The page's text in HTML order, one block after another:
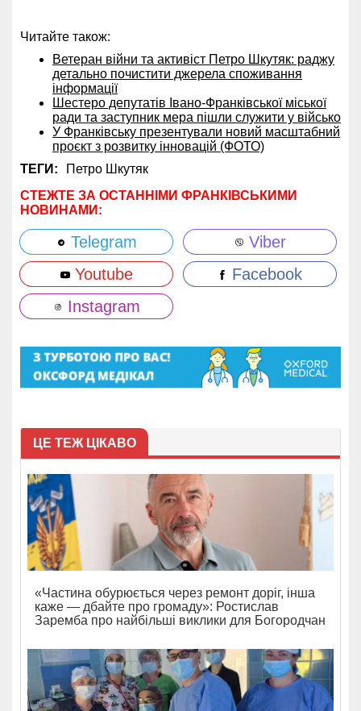
Читайте також:
Ветеран війни та активіст Петро Шкутяк: раджу
детально почистити джерела споживання
інформації
Шестеро депутатів Івано-Франківської міської
ради та заступник мера пішли служити у військо
У Франківську презентували новий масштабний
проєкт з розвитку інновацій (ФОТО)
ТЕГИ:
Петро Шкутяк
СТЕЖТЕ ЗА ОСТАННІМИ ФРАНКІВСЬКИМИ
НОВИНАМИ:
Telegram
Viber
Youtube
Facebook
Instagram
ЦЕ ТЕЖ ЦІКАВО
«Частина обурюється через ремонт доріг, інша
каже — дбайте про громаду»: Ростислав
Заремба про найбільші виклики для Богородчан